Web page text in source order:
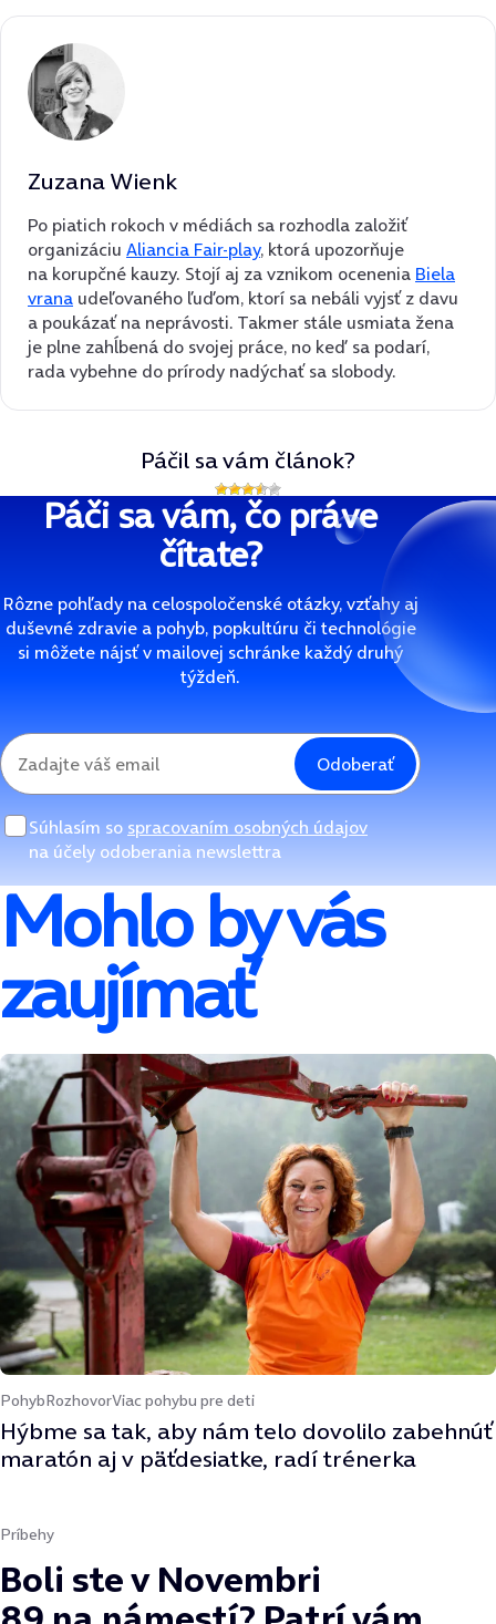
Zuzana Wienk
Po piatich rokoch v médiách sa rozhodla založiť
organizáciu Aliancia Fair-play, ktorá upozorňuje
na korupčné kauzy. Stojí aj za vznikom ocenenia Biela
vrana udeľovaného ľuďom, ktorí sa nebáli vyjsť z davu
a poukázať na neprávosti. Takmer stále usmiata žena
je plne zahĺbená do svojej práce, no keď sa podarí,
rada vybehne do prírody nadýchať sa slobody.
Páčil sa vám článok?
Páči sa vám, čo práve
čítate?
Rôzne pohľady na celospoločenské otázky, vzťahy aj
duševné zdravie a pohyb, popkultúru či technológie
si môžete nájsť v mailovej schránke každý druhý
týždeň.
Odoberať
Súhlasím so spracovaním osobných údajov
na účely odoberania newslettra
Mohlo by vás
zaujímať
PohybRozhovorViac pohybu pre deti
Hýbme sa tak, aby nám telo dovolilo zabehnúť
maratón aj v päťdesiatke, radí trénerka
Príbehy
Boli ste v Novembri